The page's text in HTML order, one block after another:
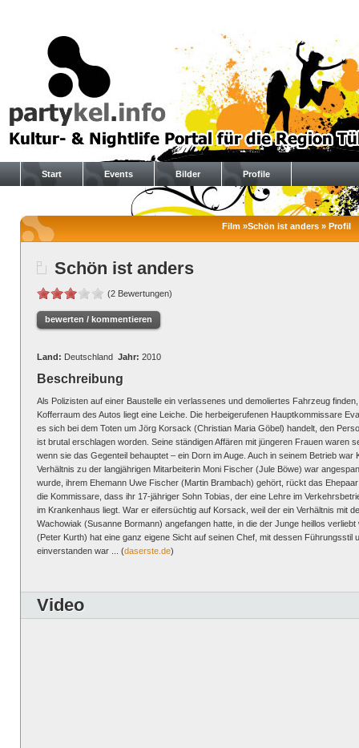
Start Events Bilder Profile
Film »Schön ist anders » Profil
Schön ist anders
(2 Bewertungen)
bewerten / kommentieren
Land: Deutschland Jahr: 2010
Beschreibung
Als Polizisten auf einer Baustelle ein verlassenes und demoliertes Fahrzeug
Kofferraum des Autos liegt eine Leiche. Die herbeigerufenen Hauptkommissare
es sich bei dem Toten um Jörg Korsack (Christian Maria Göbel) handelt, den
ist brutal erschlagen worden. Seine ständigen Affären mit jüngeren Frauen waren
wenn sie das Gegenteil behauptet – ein Dorn im Auge. Auch in seinem Betrieb
Verhältnis zu der langjährigen Mitarbeiterin Moni Fischer (Jule Böwe) war
wurde, ihrem Ehemann Uwe Fischer (Martin Brambach) gehört, rückt das
die Kommissare, dass ihr 17-jähriger Sohn Tobias, der eine Lehre im
im Krankenhaus liegt. War er eifersüchtig auf Korsack, weil der ein Verhältnis mit
Wachowiak (Susanne Bormann) angefangen hatte, in die der Junge heillos
(Peter Kurth) hat eine ganz eigene Sicht auf seinen Chef, mit dessen Führungsstil
einverstanden war ... (daserste.de)
Video